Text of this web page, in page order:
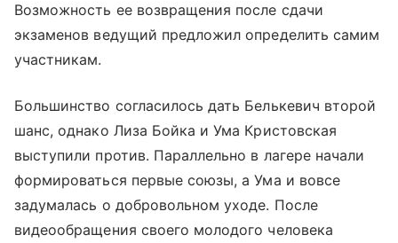
Возможность ее возвращения после сдачи
экзаменов ведущий предложил определить самим
участникам.
Большинство согласилось дать Белькевич второй
шанс, однако Лиза Бойка и Ума Кристовская
выступили против. Параллельно в лагере начали
формироваться первые союзы, а Ума и вовсе
задумалась о добровольном уходе. После
видеообращения своего молодого человека